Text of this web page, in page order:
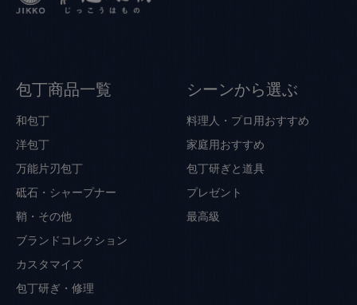
包丁商品一覧
和包丁
洋包丁
万能片刃包丁
砥石・シャープナー
鞘・その他
ブランドコレクション
カスタマイズ
包丁研ぎ・修理
シーンから選ぶ
料理人・プロ用おすすめ
家庭用おすすめ
包丁研ぎと道具
プレゼント
最高級